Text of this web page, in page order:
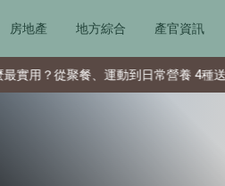
房地產 地方綜合 產官資訊
餐、運動到日常營養 4種送禮選擇一次